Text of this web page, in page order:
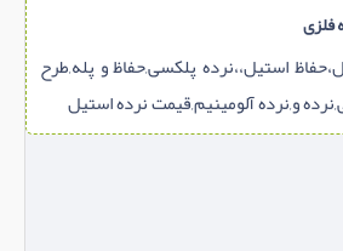
فلزی
استیل،،نرده پلکسی,حفاظ و پله,طرح
و,نرده آلومینیم,قیمت نرده استیل